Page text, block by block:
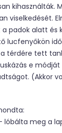
kihasználták.
viselkedését.
padok alatt és
lucfenyőkön
térdére tett
e
(Akkor
lóbálta meg a